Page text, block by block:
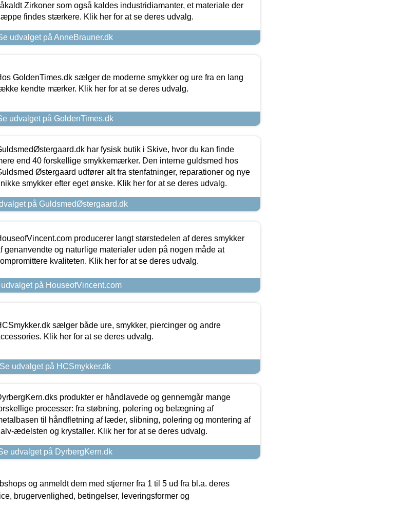
Zirkoner som også kaldes industridiamanter, et materiale der
findes stærkere. Klik her for at se deres udvalg.
udvalget på AnneBrauner.dk
GoldenTimes.dk sælger de moderne smykker og ure fra en lang
kendte mærker. Klik her for at se deres udvalg.
udvalget på GoldenTimes.dk
har fysisk butik i Skive, hvor du kan finde
end 40 forskellige smykkemærker. Den interne guldsmed hos
Østergaard udfører alt fra stenfatninger, reparationer og nye
smykker efter eget ønske. Klik her for at se deres udvalg.
på GuldsmedØstergaard.dk
producerer langt størstedelen af deres smykker
genanvendte og naturlige materialer uden på nogen måde at
kvaliteten. Klik her for at se deres udvalg.
på HouseofVincent.com
sælger både ure, smykker, piercinger og andre
Klik her for at se deres udvalg.
Se udvalget på HCSmykker.dk
produkter er håndlavede og gennemgår mange
processer: fra støbning, polering og belægning af
til håndfletning af læder, slibning, polering og montering af
ædelsten og krystaller. Klik her for at se deres udvalg.
udvalget på DyrbergKern.dk
og anmeldt dem med stjerner fra 1 til 5 ud fra bl.a. deres
brugervenlighed, betingelser, leveringsformer og